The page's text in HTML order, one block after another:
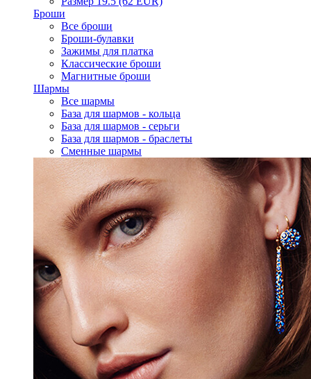
Броши
Все броши
Броши-булавки
Зажимы для платка
Классические броши
Магнитные броши
Шармы
Все шармы
База для шармов - кольца
База для шармов - серьги
База для шармов - браслеты
Сменные шармы